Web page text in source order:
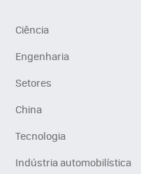
Ciência
Engenharia
Setores
China
Tecnologia
Indústria automobilística